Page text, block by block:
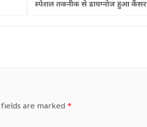
स्पेशल तकनीक से डायग्नोज हुआ कैंसर
fields are marked *